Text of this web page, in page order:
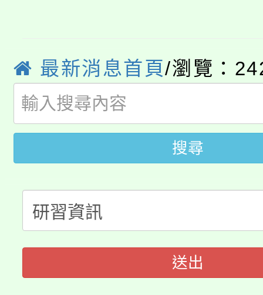
局官網。
8月14至27日，桃園電
開!
115年桃園市運動會8/
田徑場及游泳池舉行。
桃園市低收入戶享有免
視費優惠，中低收入戶
半價優惠，詳情可洽有
者。
大園自造教育及科技
份教師增能研習
份教師研習
淨零綠生活教案入校路
會
115年食農教育專業人
程
最新消息首頁/瀏覽：
搜尋
送出